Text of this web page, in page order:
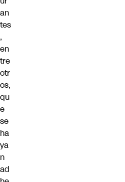
an
tes
,
en
tre
otr
os,
qu
e
se
ha
ya
n
ad